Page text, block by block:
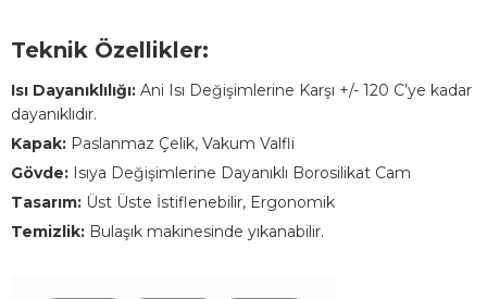
Teknik Özellikler:
Isı Dayanıklılığı: Ani Isı Değişimlerine Karşı +/- 120 C’ye kadar
dayanıklıdır.
Kapak: Paslanmaz Çelik, Vakum Valfli
Gövde: Isıya Değişimlerine Dayanıklı Borosilikat Cam
Tasarım: Üst Üste İstiflenebilir, Ergonomik
Temizlik: Bulaşık makinesinde yıkanabilir.